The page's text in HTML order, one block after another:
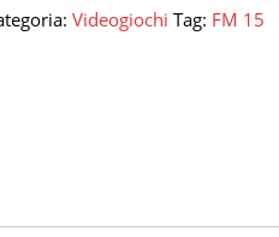
Videogiochi Tag: FM 15